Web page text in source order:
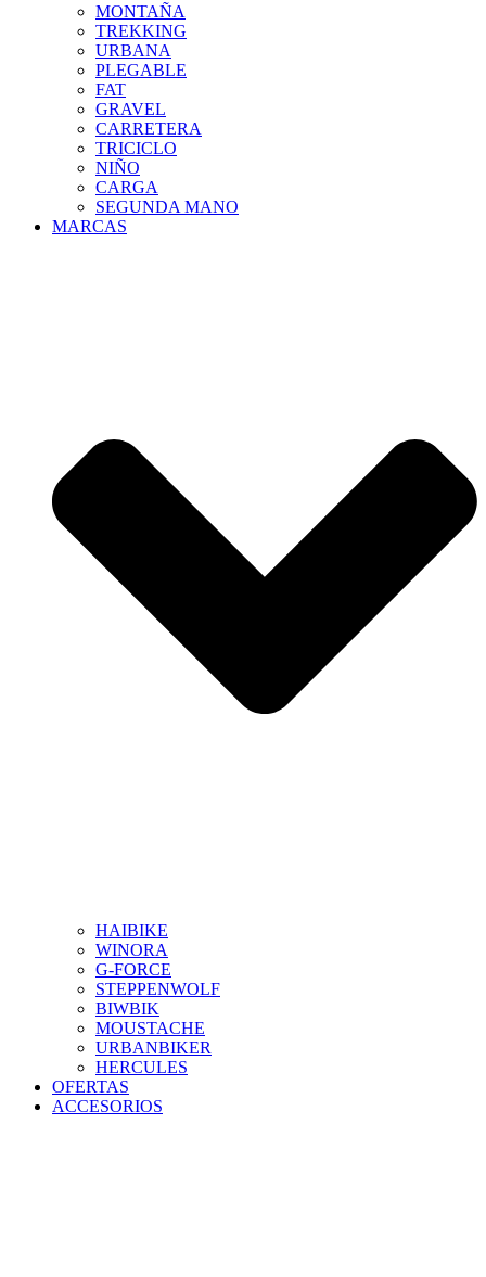
MONTAÑA
TREKKING
URBANA
PLEGABLE
FAT
GRAVEL
CARRETERA
TRICICLO
NIÑO
CARGA
SEGUNDA MANO
MARCAS
HAIBIKE
WINORA
G-FORCE
STEPPENWOLF
BIWBIK
MOUSTACHE
URBANBIKER
HERCULES
OFERTAS
ACCESORIOS